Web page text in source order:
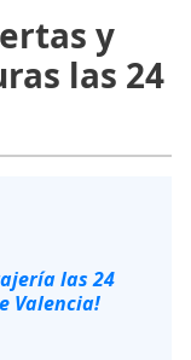
y
las 24
las 24
Valencia!